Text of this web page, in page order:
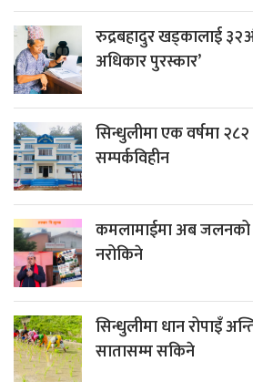
रुद्रबहादुर खड्कालाई
अधिकार पुरस्कार’
सिन्धुलीमा एक वर्षमा
सम्पर्कविहीन
कमलामाईमा अब
नरोकिने
सिन्धुलीमा धान रोपाइँ
सातासम्म सकिने